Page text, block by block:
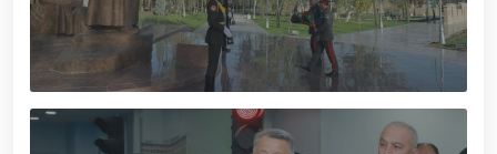
rahbarligida Yunusobod tumanida amalga oshirildi //
Buyuk davlat arbobi Sohibqiron Amir Temur
tavalludining 690 yilligi munosabati bilan,
O‘zbekiston Milliy kino san'ati saroyida Milliy
gvardiya tizimidagi yoshlar bilan uchrashuv bo‘lib
o‘tdi. // Bayram kunlarida xavfsizlik toʻliq taʼminlandi
// Navroʻz shukuhi: otliq paradlar tashkil etildi //